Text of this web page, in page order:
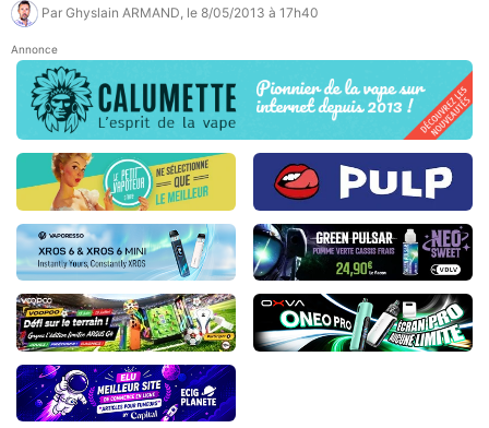
Par Ghyslain ARMAND , le 8/05/2013 à 17h40
Annonce